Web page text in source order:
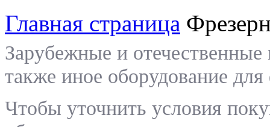
Главная страница
Зарубежные и
также иное оборудование
Чтобы уточнить условия